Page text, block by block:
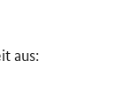
aus: